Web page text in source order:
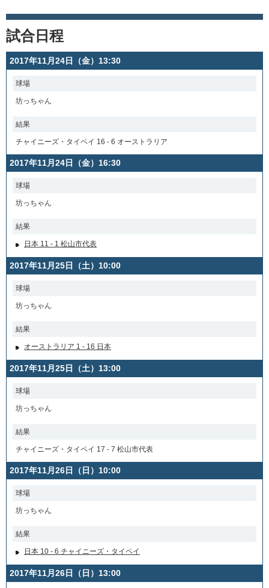
試合日程
2017年11月24日（金）13:30
球場
坊っちゃん
結果
チャイニーズ・タイペイ 16 - 6 オーストラリア
2017年11月24日（金）16:30
球場
坊っちゃん
結果
日本 11 - 1 松山市代表
2017年11月25日（土）10:00
球場
坊っちゃん
結果
オーストラリア 1 - 16 日本
2017年11月25日（土）13:00
球場
坊っちゃん
結果
チャイニーズ・タイペイ 17 - 7 松山市代表
2017年11月26日（日）10:00
球場
坊っちゃん
結果
日本 10 - 6 チャイニーズ・タイペイ
2017年11月26日（日）13:00